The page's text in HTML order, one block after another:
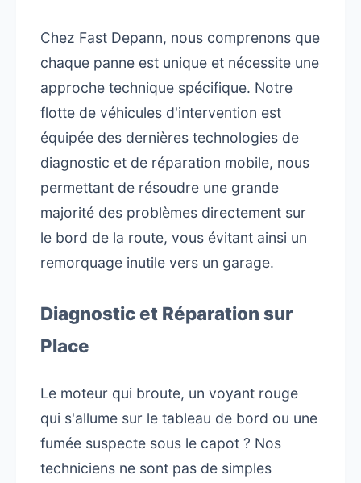
Chez Fast Depann, nous comprenons que
chaque panne est unique et nécessite une
approche technique spécifique. Notre
flotte de véhicules d'intervention est
équipée des dernières technologies de
diagnostic et de réparation mobile, nous
permettant de résoudre une grande
majorité des problèmes directement sur
le bord de la route, vous évitant ainsi un
remorquage inutile vers un garage.
Diagnostic et Réparation sur
Place
Le moteur qui broute, un voyant rouge
qui s'allume sur le tableau de bord ou une
fumée suspecte sous le capot ? Nos
techniciens ne sont pas de simples